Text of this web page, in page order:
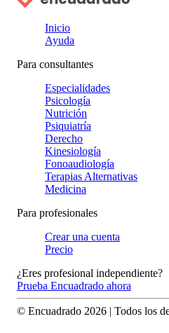
Inicio
Ayuda
Para consultantes
Especialidades
Psicología
Nutrición
Psiquiatría
Derecho
Kinesiología
Fonoaudiología
Terapias Alternativas
Medicina
Para profesionales
Crear una cuenta
Precio
¿Eres profesional independiente?
Prueba Encuadrado ahora
© Encuadrado 2026 | Todos los